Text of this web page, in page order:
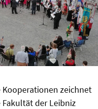
zeichnet
der Leibniz